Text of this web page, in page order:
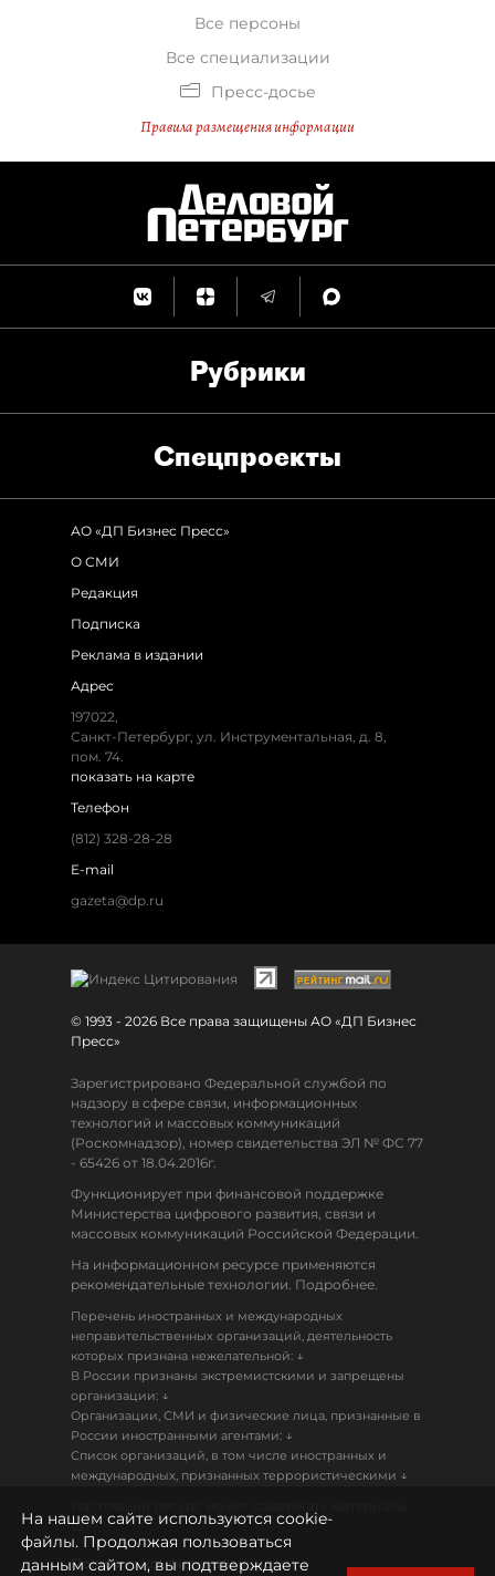
Все персоны
Все специализации
Пресс-досье
Правила размещения информации
Рубрики
Спец­проекты
АО «ДП Бизнес Пресс»
О СМИ
Редакция
Подписка
Реклама в издании
Адрес
197022,
Санкт-Петербург, ул. Инструментальная, д. 8,
пом. 74.
показать на карте
Телефон
(812) 328-28-28
E-mail
gazeta@dp.ru
© 1993 - 2026 Все права защищены АО «ДП Бизнес
Пресс»
Зарегистрировано Федеральной службой по
надзору в сфере связи, информационных
технологий и массовых коммуникаций
(Роскомнадзор), номер свидетельства ЭЛ № ФС 77
- 65426 от 18.04.2016г.
Функционирует при финансовой поддержке
Министерства цифрового развития, связи и
массовых коммуникаций Российской Федерации.
На информационном ресурсе применяются
рекомендательные технологии. Подробнее.
Перечень иностранных и международных
неправительственных организаций, деятельность
которых признана нежелательной: ↓
В России признаны экстремистскими и запрещены
организации: ↓
Организации, СМИ и физические лица, признанные в
России иностранными агентами: ↓
Список организаций, в том числе иностранных и
международных, признанных террористическими ↓
18+
Политика конфиденциальности
На нашем сайте используются cookie-
файлы. Продолжая пользоваться
данным сайтом, вы подтверждаете